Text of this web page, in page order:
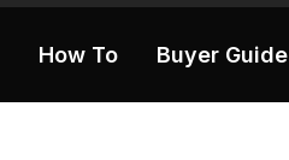
How To Buyer Guide